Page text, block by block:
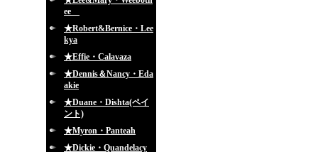
ee
★Robert&Bernice・Lee
kya
★Effie・Calavaza
★Dennis＆Nancy・Eda
akie
★Duane・Dishta(ペイ
ント)
★Myron・Panteah
★Dickie・Quandelacy